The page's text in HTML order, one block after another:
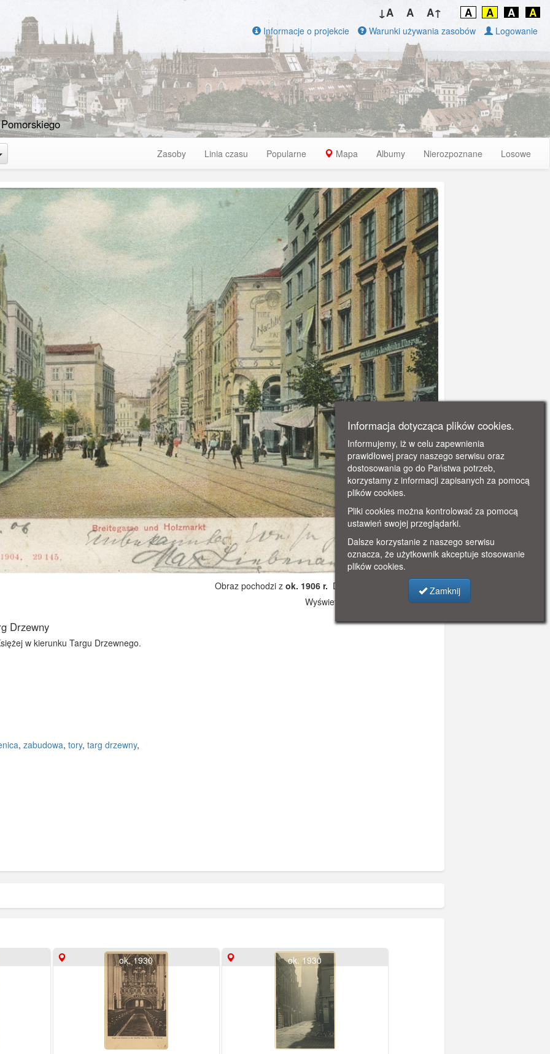
↓A A A↑ A A A A
Informacje o projekcie Warunki używania zasobów Logowanie
Toggle Dropdown Zasoby Linia czasu Popularne Mapa Albumy Nierozpoznane Losowe
Obraz pochodzi z ok. 1906 r. Dodano: 2021-11-08 12:15
Wyświetlono: 2923
Drzewny
w kierunku Targu Drzewnego.
, zabudowa, tory, targ drzewny,
ok. 1930 ok. 1930
Informacja dotycząca plików cookies.
Informujemy, iż w celu zapewnienia
prawidłowej pracy naszego serwisu oraz
dostosowania go do Państwa potrzeb,
korzystamy z informacji zapisanych za pomocą
plików cookies.
Pliki cookies można kontrolować za pomocą
ustawień swojej przeglądarki.
Dalsze korzystanie z naszego serwisu
oznacza, że użytkownik akceptuje stosowanie
plików cookies.
Zamknij